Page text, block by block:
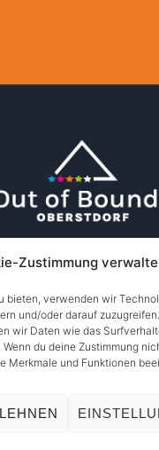
Zustimmung
bieten, verwenden wir
und/oder darauf
wir Daten wie das
du deine Zustimmung
Merkmale und Funktionen